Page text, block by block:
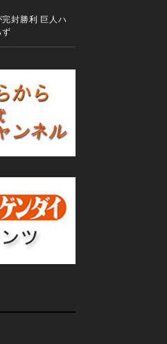
人、原辰徳監督 2020年1月14
封勝利 巨人ハ
ず